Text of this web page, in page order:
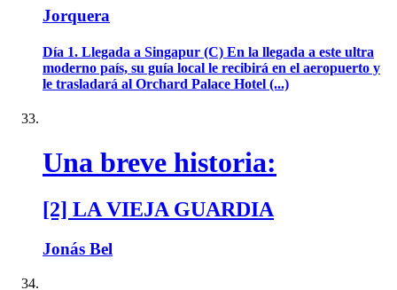
Jorquera
Día 1. Llegada a Singapur (C) En la llegada a este ultra
moderno país, su guía local le recibirá en el aeropuerto y
le trasladará al Orchard Palace Hotel (...)
Una breve historia:
[2] LA VIEJA GUARDIA
Jonás Bel